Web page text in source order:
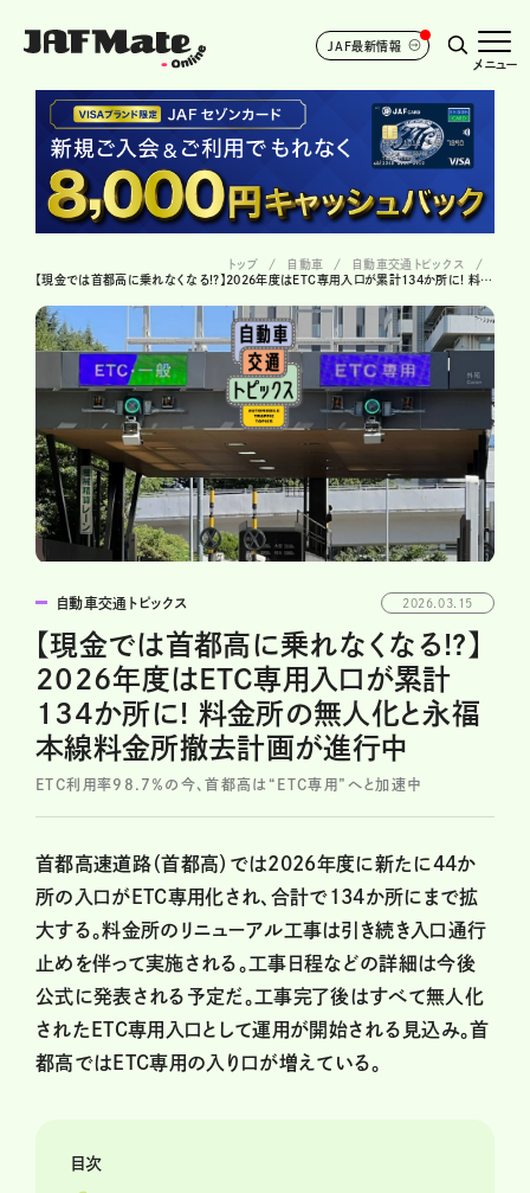
JAF最新情報
メニュー
トップ 自動車
自動車交通トピックス
【現金では首都高に乗れなくなる!?】2026年度はETC専用入口が累計134か所に! 料金所の無人化と永福本線料金所撤去計画が進行中
自動車交通トピックス 2026.03.15
【現金では首都高に乗れなくなる!?】
2026年度はETC専用入口が累計
134か所に! 料金所の無人化と永福
本線料金所撤去計画が進行中
ETC利用率98.7％の今、首都高は“ETC専用”へと加速中
首都高速道路（首都高）では2026年度に新たに44か
所の入口がETC専用化され、合計で134か所にまで拡
大する。料金所のリニューアル工事は引き続き入口通行
止めを伴って実施される。工事日程などの詳細は今後
公式に発表される予定だ。工事完了後はすべて無人化
されたETC専用入口として運用が開始される見込み。首
都高ではETC専用の入り口が増えている。
目次